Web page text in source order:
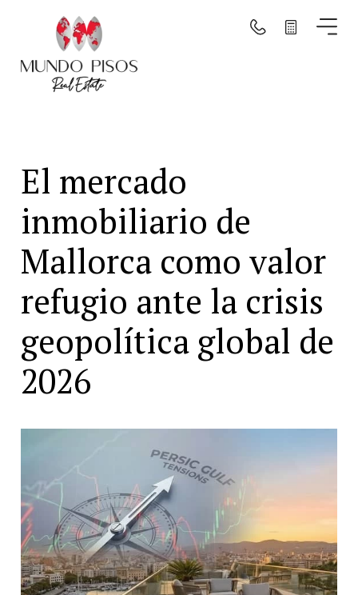
Número de habitaciones
Número de habitaciones
Número de baños
Número de baños
Borrar filtros
El mercado
inmobiliario de
Mallorca como valor
refugio ante la crisis
geopolítica global de
2026